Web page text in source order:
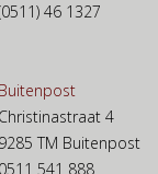
46 1327
Buitenpost
Christinastraat 4
9285 TM Buitenpost
0511 541 888